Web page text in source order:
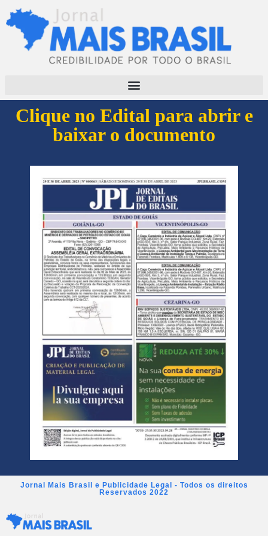
Clique no Edital para abrir e
baixar o documento
Jornal Mais Brasil e Publicidade Legal - Todos os direitos
Reservados 2022